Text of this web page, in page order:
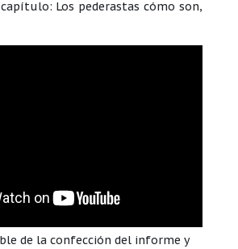
Los pederastas cómo son,
de la confección del informe y